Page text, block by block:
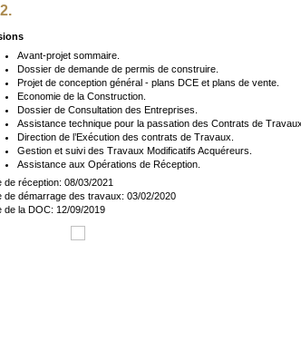
Avant-projet sommaire.
Dossier de demande de permis de construire.
Projet de conception général - plans DCE et plans de vente.
Economie de la Construction.
Dossier de Consultation des Entreprises.
Assistance technique pour la passation des Contrats de
Direction de l’Exécution des contrats de Travaux.
Gestion et suivi des Travaux Modificatifs Acquéreurs.
Assistance aux Opérations de Réception.
de réception: 08/03/2021
de démarrage des travaux: 03/02/2020
de la DOC: 12/09/2019